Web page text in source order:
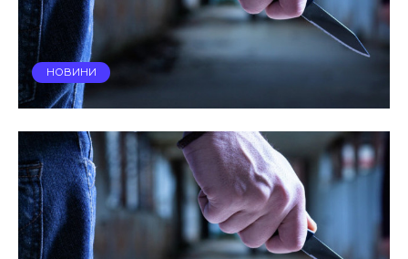
НОВИНИ